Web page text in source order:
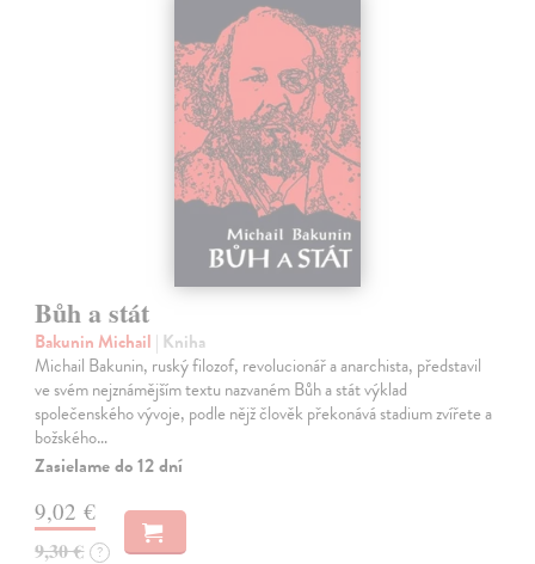
Bůh a stát
Bakunin Michail | Kniha
Michail Bakunin, ruský filozof, revolucionář a anarchista, představil
ve svém nejznámějším textu nazvaném Bůh a stát výklad
společenského vývoje, podle nějž člověk překonává stadium zvířete a
božského…
Zasielame do 12 dní
9,02 €
9,30 € ?